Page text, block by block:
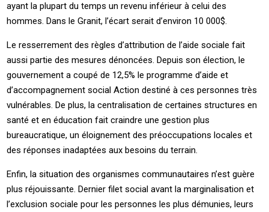
ayant la plupart du temps un revenu inférieur à celui des
hommes. Dans le Granit, l’écart serait d’environ 10 000$.
Le resserrement des règles d’attribution de l’aide sociale fait
aussi partie des mesures dénoncées. Depuis son élection, le
gouvernement a coupé de 12,5% le programme d’aide et
d’accompagnement social Action destiné à ces personnes très
vulnérables. De plus, la centralisation de certaines structures en
santé et en éducation fait craindre une gestion plus
bureaucratique, un éloignement des préoccupations locales et
des réponses inadaptées aux besoins du terrain.
Enfin, la situation des organismes communautaires n’est guère
plus réjouissante. Dernier filet social avant la marginalisation et
l’exclusion sociale pour les personnes les plus démunies, leurs